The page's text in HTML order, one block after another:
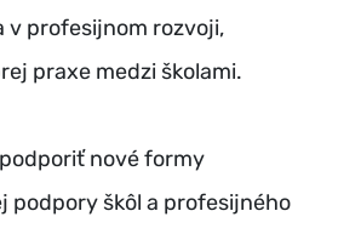
v profesijnom rozvoji,
praxe medzi školami.
nové formy
podpory škôl a profesijného